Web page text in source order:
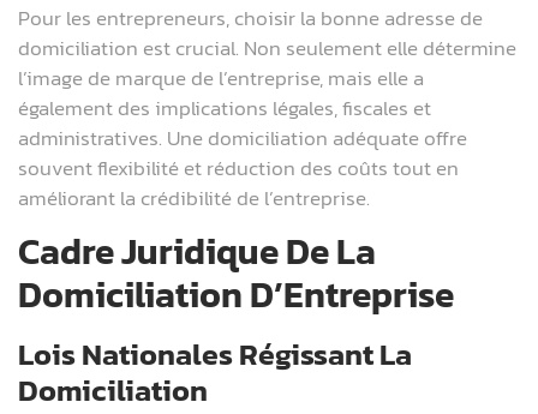
Pour les entrepreneurs, choisir la bonne adresse de
domiciliation est crucial. Non seulement elle détermine
l’image de marque de l’entreprise, mais elle a
également des implications légales, fiscales et
administratives. Une domiciliation adéquate offre
souvent flexibilité et réduction des coûts tout en
améliorant la crédibilité de l’entreprise.
Cadre Juridique De La
Domiciliation D’Entreprise
Lois Nationales Régissant La
Domiciliation